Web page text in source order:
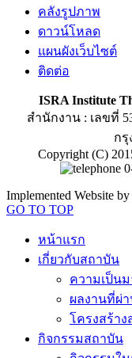
คลังรูปภาพ
ดาวน์โหลด
แผนผังเว็บไซต์
ติดต่อ
ISRA Institute
สำนักงาน : เลขที่
กรุ
Copyright (C)
Implemented Website by
GO TO TOP
หน้าแรก
เกี่ยวกับสถาบัน
ความเป็นม
ผลงานที่ผ่
โครงสร้า
กิจกรรมสถาบัน